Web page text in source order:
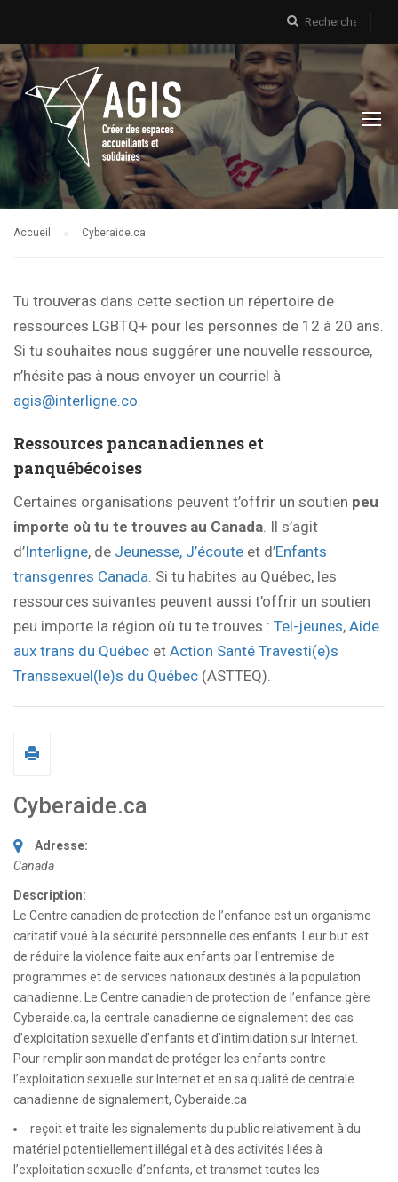
Accueil Cyberaide.ca
Tu trouveras dans cette section un répertoire de
ressources LGBTQ+ pour les personnes de 12 à 20 ans.
Si tu souhaites nous suggérer une nouvelle ressource,
n’hésite pas à nous envoyer un courriel à
agis@interligne.co.
Ressources pancanadiennes et
panquébécoises
Certaines organisations peuvent t’offrir un soutien peu
importe où tu te trouves au Canada. Il s’agit
d’Interligne, de Jeunesse, J’écoute et d’Enfants
transgenres Canada. Si tu habites au Québec, les
ressources suivantes peuvent aussi t’offrir un soutien
peu importe la région où tu te trouves : Tel-jeunes, Aide
aux trans du Québec et Action Santé Travesti(e)s
Transsexuel(le)s du Québec (ASTTEQ).
Cyberaide.ca
Adresse:
Canada
Description:
Le Centre canadien de protection de l’enfance est un organisme
caritatif voué à la sécurité personnelle des enfants. Leur but est
de réduire la violence faite aux enfants par l'entremise de
programmes et de services nationaux destinés à la population
canadienne. Le Centre canadien de protection de l’enfance gère
Cyberaide.ca, la centrale canadienne de signalement des cas
d’exploitation sexuelle d’enfants et d'intimidation sur Internet.
Pour remplir son mandat de protéger les enfants contre
l’exploitation sexuelle sur Internet et en sa qualité de centrale
canadienne de signalement, Cyberaide.ca :
reçoit et traite les signalements du public relativement à du
matériel potentiellement illégal et à des activités liées à
l’exploitation sexuelle d’enfants, et transmet toutes les